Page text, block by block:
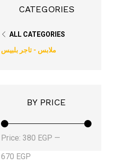
CATEGORIES
ALL CATEGORIES
ملابس - تاجر بلبيس
BY PRICE
Price: 380 EGP —
670 EGP